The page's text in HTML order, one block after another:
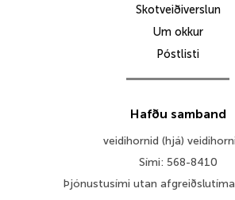
Skotveiðiverslun
Um okkur
Póstlisti
Hafðu samband
veidihornid (hjá)
Sími: 568-8410
Þjónustusími utan